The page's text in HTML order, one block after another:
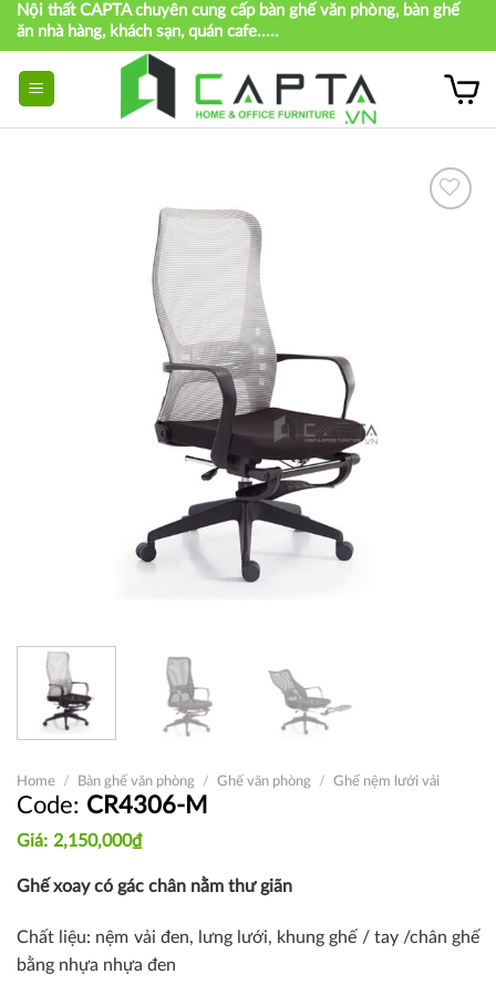
Skip
content
Nội thất CAPTA chuyên cung cấp bàn ghế văn phòng, bàn ghế
ăn nhà hàng, khách sạn, quán cafe.....
Home / Bàn ghế văn phòng / Ghế văn phòng / Ghế nệm lưới vải
CR4306-M
2,150,000₫
Ghế xoay có gác chân nằm thư giãn
Chất liệu: nệm vải đen, lưng lưới, khung ghế / tay /chân ghế
bằng nhựa nhựa đen